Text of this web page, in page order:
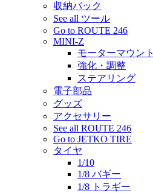
収納バック
See all ツール
Go to ROUTE 246
MINI-Z
モーターマウント
強化・調整
ステアリング
電子部品
グッズ
アクセサリー
See all ROUTE 246
Go to JETKO TIRE
タイヤ
1/10
1/8 バギー
1/8 トラギー